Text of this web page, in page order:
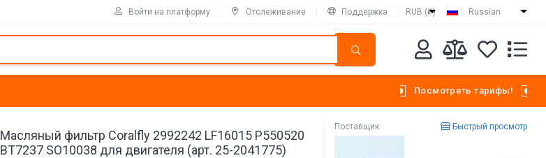
Войти на платформу Отслеживание Поддержка RUB (₽) Russian
Посмотреть тарифы!
Масляный фильтр Coralfly 2992242 LF16015 P550520
BT7237 SO10038 для двигателя (арт. 25-2041775)
Поставщик Быстрый просмотр